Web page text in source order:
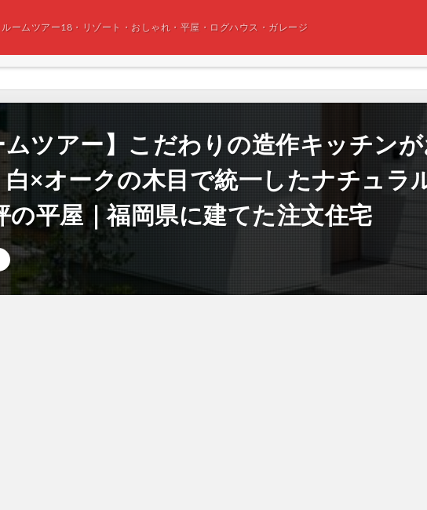
ルームツアー18・リゾート・おしゃれ・平屋・ログハウス・ガレージ
ムツアー】こだわりの造作キッチン
×オークの木目で統一したナチュラ
の平屋｜福岡県に建てた注文住宅